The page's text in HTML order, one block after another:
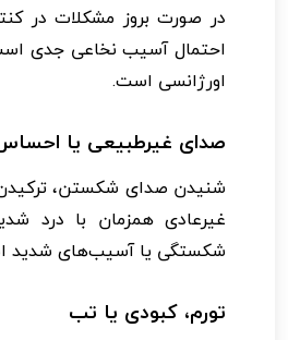
در صورت بروز مشکلات در
احتمال آسیب نخاعی جدی
اورژانسی است.
صدای غیرطبیعی یا
شنیدن صدای شکستن،
غیرعادی همزمان با درد
شکستگی یا آسیب‌های شدید
تورم، کبودی یا تب